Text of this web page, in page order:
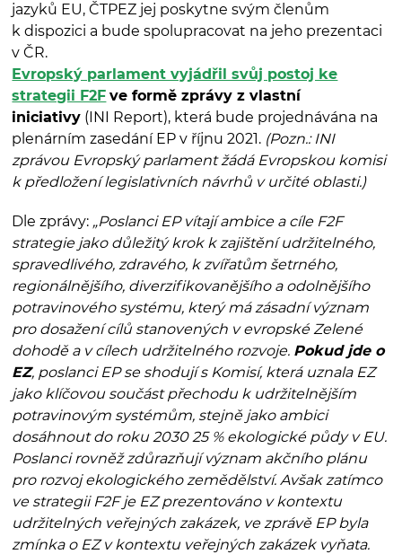
jazyků EU, ČTPEZ jej poskytne svým členům
k dispozici a bude spolupracovat na jeho prezentaci
v ČR.
Evropský parlament vyjádřil svůj postoj ke
strategii F2F ve formě zprávy z vlastní
iniciativy (INI Report), která bude projednávána na
plenárním zasedání EP v říjnu 2021. (Pozn.: INI
zprávou Evropský parlament žádá Evropskou komisi
k předložení legislativních návrhů v určité oblasti.)
Dle zprávy: „Poslanci EP vítají ambice a cíle F2F
strategie jako důležitý krok k zajištění udržitelného,
spravedlivého, zdravého, k zvířatům šetrného,
regionálnějšího, diverzifikovanějšího a odolnějšího
potravinového systému, který má zásadní význam
pro dosažení cílů stanovených v evropské Zelené
dohodě a v cílech udržitelného rozvoje. Pokud jde o
EZ, poslanci EP se shodují s Komisí, která uznala EZ
jako klíčovou součást přechodu k udržitelnějším
potravinovým systémům, stejně jako ambici
dosáhnout do roku 2030 25 % ekologické půdy v EU.
Poslanci rovněž zdůrazňují význam akčního plánu
pro rozvoj ekologického zemědělství. Avšak zatímco
ve strategii F2F je EZ prezentováno v kontextu
udržitelných veřejných zakázek, ve zprávě EP byla
zmínka o EZ v kontextu veřejných zakázek vyňata.